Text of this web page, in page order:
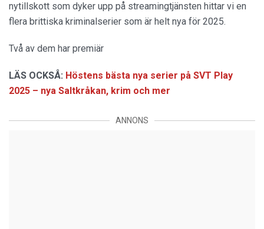
nytillskott som dyker upp på streamingtjänsten hittar vi en
flera brittiska kriminalserier som är helt nya för 2025.
Två av dem har premiär
LÄS OCKSÅ: Höstens bästa nya serier på SVT Play
2025 – nya Saltkråkan, krim och mer
ANNONS